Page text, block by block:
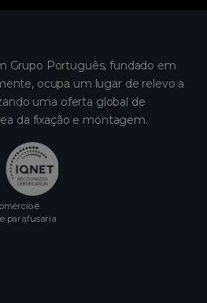
Grupo Português, fundado em
ocupa um lugar de relevo a
uma oferta global de
da fixação e montagem.
e
parafusaria